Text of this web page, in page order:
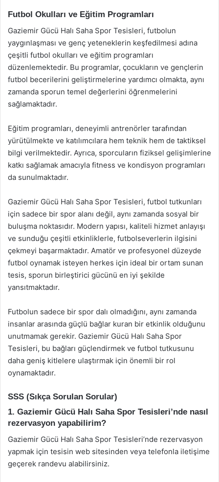
Futbol Okulları ve Eğitim Programları
Gaziemir Gücü Halı Saha Spor Tesisleri, futbolun
yaygınlaşması ve genç yeteneklerin keşfedilmesi adına
çeşitli futbol okulları ve eğitim programları
düzenlemektedir. Bu programlar, çocukların ve gençlerin
futbol becerilerini geliştirmelerine yardımcı olmakta, aynı
zamanda sporun temel değerlerini öğrenmelerini
sağlamaktadır.
Eğitim programları, deneyimli antrenörler tarafından
yürütülmekte ve katılımcılara hem teknik hem de taktiksel
bilgi verilmektedir. Ayrıca, sporcuların fiziksel gelişimlerine
katkı sağlamak amacıyla fitness ve kondisyon programları
da sunulmaktadır.
Gaziemir Gücü Halı Saha Spor Tesisleri, futbol tutkunları
için sadece bir spor alanı değil, aynı zamanda sosyal bir
buluşma noktasıdır. Modern yapısı, kaliteli hizmet anlayışı
ve sunduğu çeşitli etkinliklerle, futbolseverlerin ilgisini
çekmeyi başarmaktadır. Amatör ve profesyonel düzeyde
futbol oynamak isteyen herkes için ideal bir ortam sunan
tesis, sporun birleştirici gücünü en iyi şekilde
yansıtmaktadır.
Futbolun sadece bir spor dalı olmadığını, aynı zamanda
insanlar arasında güçlü bağlar kuran bir etkinlik olduğunu
unutmamak gerekir. Gaziemir Gücü Halı Saha Spor
Tesisleri, bu bağları güçlendirmek ve futbol tutkusunu
daha geniş kitlelere ulaştırmak için önemli bir rol
oynamaktadır.
SSS (Sıkça Sorulan Sorular)
1. Gaziemir Gücü Halı Saha Spor Tesisleri’nde nasıl
rezervasyon yapabilirim?
Gaziemir Gücü Halı Saha Spor Tesisleri’nde rezervasyon
yapmak için tesisin web sitesinden veya telefonla iletişime
geçerek randevu alabilirsiniz.